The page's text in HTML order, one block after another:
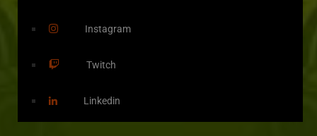
Instagram
Twitch
Linkedin